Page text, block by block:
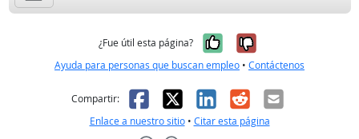
¿Fue útil esta página? Sí, fue útil
No, no fue
Ayuda para personas que buscan empleo • Contáctenos
Compartir: Facebook
X LinkedIn
RedditCorreo
Enlace a nuestro sitio• Citar esta página